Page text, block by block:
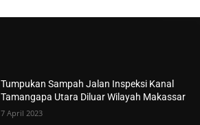
Tumpukan Sampah Jalan Inspeksi Kanal
Tamangapa Utara Diluar Wilayah Makassar
7 April 2023